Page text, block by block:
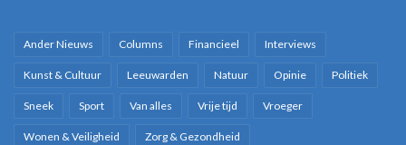
Ander Nieuws Columns Financieel Interviews
Kunst & Cultuur Leeuwarden Natuur Opinie Politiek
Sneek Sport Van alles Vrije tijd Vroeger
Wonen & Veiligheid Zorg & Gezondheid